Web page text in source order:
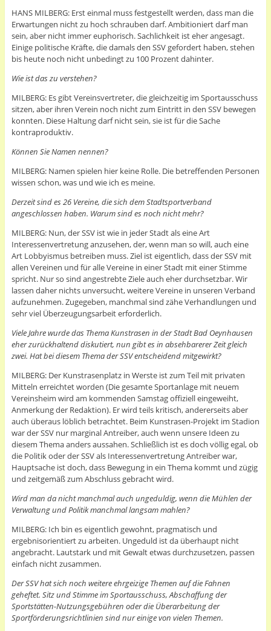
HANS MILBERG: Erst einmal muss festgestellt werden, dass man die
Erwartungen nicht zu hoch schrauben darf. Ambitioniert darf man
sein, aber nicht immer euphorisch. Sachlichkeit ist eher angesagt.
Einige politische Kräfte, die damals den SSV gefordert haben, stehen
bis heute noch nicht unbedingt zu 100 Prozent dahinter.
Wie ist das zu verstehen?
MILBERG: Es gibt Vereinsvertreter, die gleichzeitig im Sportausschuss
sitzen, aber ihren Verein noch nicht zum Eintritt in den SSV bewegen
konnten. Diese Haltung darf nicht sein, sie ist für die Sache
kontraproduktiv.
Können Sie Namen nennen?
MILBERG: Namen spielen hier keine Rolle. Die betreffenden Personen
wissen schon, was und wie ich es meine.
Derzeit sind es 26 Vereine, die sich dem Stadtsportverband
angeschlossen haben. Warum sind es noch nicht mehr?
MILBERG: Nun, der SSV ist wie in jeder Stadt als eine Art
Interessenvertretung anzusehen, der, wenn man so will, auch eine
Art Lobbyismus betreiben muss. Ziel ist eigentlich, dass der SSV mit
allen Vereinen und für alle Vereine in einer Stadt mit einer Stimme
spricht. Nur so sind angestrebte Ziele auch eher durchsetzbar. Wir
lassen daher nichts unversucht, weitere Vereine in unseren Verband
aufzunehmen. Zugegeben, manchmal sind zähe Verhandlungen und
sehr viel Überzeugungsarbeit erforderlich.
Viele Jahre wurde das Thema Kunstrasen in der Stadt Bad Oeynhausen
eher zurückhaltend diskutiert, nun gibt es in absehbarerer Zeit gleich
zwei. Hat bei diesem Thema der SSV entscheidend mitgewirkt?
MILBERG: Der Kunstrasenplatz in Werste ist zum Teil mit privaten
Mitteln erreichtet worden (Die gesamte Sportanlage mit neuem
Vereinsheim wird am kommenden Samstag offiziell eingeweiht,
Anmerkung der Redaktion). Er wird teils kritisch, andererseits aber
auch überaus löblich betrachtet. Beim Kunstrasen-Projekt im Stadion
war der SSV nur marginal Antreiber, auch wenn unsere Ideen zu
diesem Thema anders aussahen. Schließlich ist es doch völlig egal, ob
die Politik oder der SSV als Interessenvertretung Antreiber war,
Hauptsache ist doch, dass Bewegung in ein Thema kommt und zügig
und zeitgemäß zum Abschluss gebracht wird.
Wird man da nicht manchmal auch ungeduldig, wenn die Mühlen der
Verwaltung und Politik manchmal langsam mahlen?
MILBERG: Ich bin es eigentlich gewohnt, pragmatisch und
ergebnisorientiert zu arbeiten. Ungeduld ist da überhaupt nicht
angebracht. Lautstark und mit Gewalt etwas durchzusetzen, passen
einfach nicht zusammen.
Der SSV hat sich noch weitere ehrgeizige Themen auf die Fahnen
geheftet. Sitz und Stimme im Sportausschuss, Abschaffung der
Sportstätten-Nutzungsgebühren oder die Überarbeitung der
Sportförderungsrichtlinien sind nur einige von vielen Themen.